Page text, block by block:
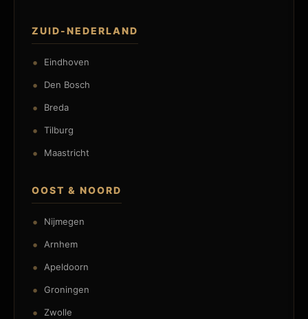
ZUID-NEDERLAND
Eindhoven
Den Bosch
Breda
Tilburg
Maastricht
OOST & NOORD
Nijmegen
Arnhem
Apeldoorn
Groningen
Zwolle